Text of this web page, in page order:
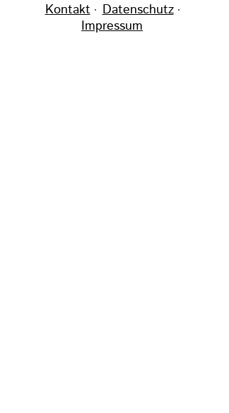
überspringen
Kontakt
Datenschutz
Impressum